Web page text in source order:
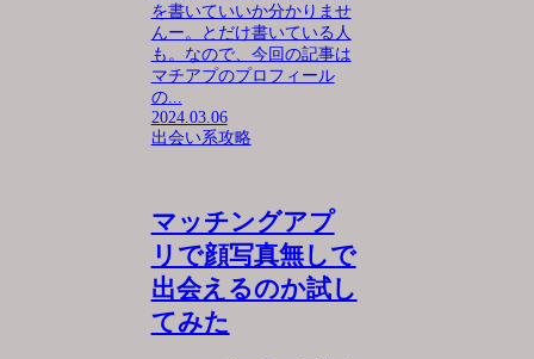
を書いていいか分かりませ
んー。とだけ書いている人
も。なので、今回の記事は
マチアプのプロフィール
の...
2024.03.06
出会い系攻略
マッチングアプ
リで顔写真無しで
出会えるのか試し
てみた